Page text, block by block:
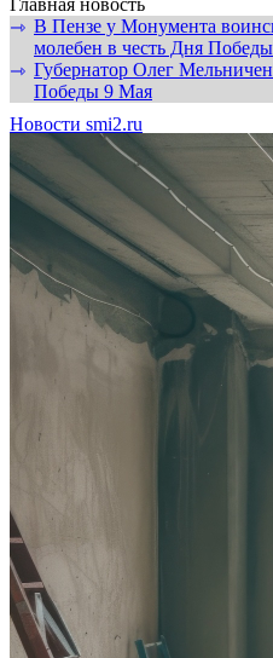
Главная новость
⇾ В Пензе у Монумента
молебен в честь Дня Победы
⇾ Губернатор Олег
Победы 9 Мая
Новости smi2.ru